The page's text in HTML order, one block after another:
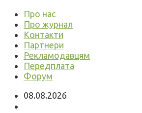
Про нас
Про журнал
Контакти
Партнери
Рекламодавцям
Передплата
Форум
08.08.2026